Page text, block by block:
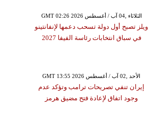
GMT 02:26 2026 الثلاثاء ,04 آب / أغسطس
ويلز تصبح أول دولة تسحب دعمها لإنفانتينو
في سباق انتخابات رئاسة الفيفا 2027
GMT 13:55 2026 الأحد ,02 آب / أغسطس
إيران تنفي تصريحات ترامب وتؤكد عدم
وجود اتفاق لإعادة فتح مضيق هرمز